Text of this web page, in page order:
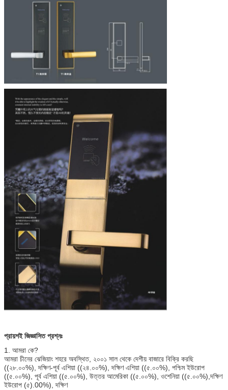
প্রায়শই জিজ্ঞাসিত প্রশ্নঃ
1. আমরা কে?
আমরা চীনের ঝেজিয়াং শহরে অবস্থিত, ২০০১ সাল থেকে দেশীয় বাজারে বিক্রি করছি
((২৮.০০%), দক্ষিণ-পূর্ব এশিয়া ((২৪.০০%), দক্ষিণ এশিয়া ((৫.০০%), পশ্চিম ইউরোপ
((৫.০০%), পূর্ব এশিয়া ((৫.০০%), উত্তর আমেরিকা ((৫.০০%), ওশেনিয়া ((৫.০০%),দক্ষিণ
ইউরোপ (৫).00%), দক্ষিণ